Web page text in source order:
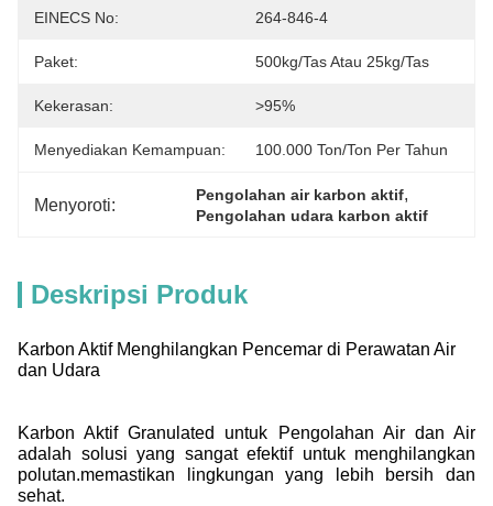
EINECS No: 264-846-4
Paket: 500kg/tas Atau 25kg/tas
Kekerasan: >95%
Menyediakan Kemampuan: 100.000 Ton/Ton Per Tahun
Menyoroti: Pengolahan air karbon aktif,
Pengolahan udara karbon aktif
Deskripsi Produk
Karbon Aktif Menghilangkan Pencemar di Perawatan Air
dan Udara
Karbon Aktif Granulated untuk Pengolahan Air dan Air
adalah solusi yang sangat efektif untuk menghilangkan
polutan.memastikan lingkungan yang lebih bersih dan
sehat.